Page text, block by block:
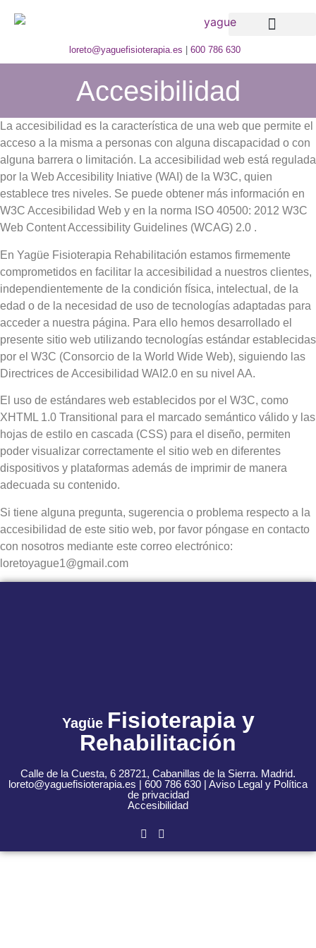
loreto@yaguefisioterapia.es 600 786 630
Accesibilidad
La accesibilidad es la característica de una web que permite el
acceso a la misma a personas con alguna discapacidad o con
alguna barrera o limitación. La accesibilidad web está regulada
por la Web Accesibility Iniative (WAI) de la W3C, quien
establece tres niveles. Se puede obtener más información en
W3C Accesibilidad Web y en la norma ISO 40500: 2012 W3C
Web Content Accessibility Guidelines (WCAG) 2.0 .
En Yagüe Fisioterapia Rehabilitación estamos firmemente
comprometidos en facilitar la accesibilidad a nuestros clientes,
independientemente de la condición física, intelectual, de la
edad o de la necesidad de uso de tecnologías adaptadas para
acceder a nuestra página. Para ello hemos desarrollado el
presente sitio web utilizando tecnologías estándar establecidas
por el W3C (Consorcio de la World Wide Web), siguiendo las
Directrices de Accesibilidad WAI2.0 en su nivel AA.
El uso de estándares web establecidos por el W3C, como
XHTML 1.0 Transitional para el marcado semántico válido y las
hojas de estilo en cascada (CSS) para el diseño, permiten
poder visualizar correctamente el sitio web en diferentes
dispositivos y plataformas además de imprimir de manera
adecuada su contenido.
Si tiene alguna pregunta, sugerencia o problema respecto a la
accesibilidad de este sitio web, por favor póngase en contacto
con nosotros mediante este correo electrónico:
loretoyague1@gmail.com
Yagüe Fisioterapia y
Rehabilitación
Calle de la Cuesta, 6 28721, Cabanillas de la Sierra. Madrid.
loreto@yaguefisioterapia.es | 600 786 630 | Aviso Legal y Política
de privacidad
Accesibilidad